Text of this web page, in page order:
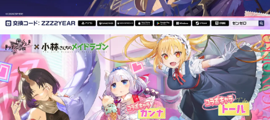
ピックアップ
電ファミのいま読まれている記事ランキング
アプリセール情報